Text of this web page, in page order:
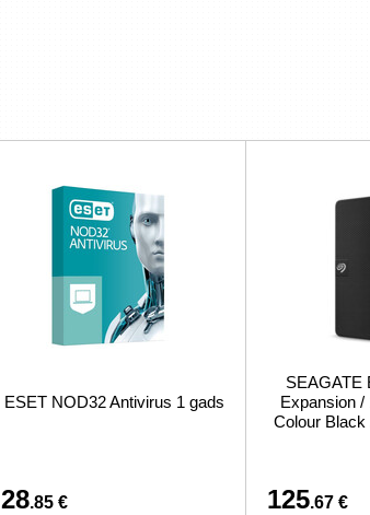
ESET NOD32 Antivirus 1 gads
28.85 €
SEAGATE
Expansion /
Colour Black
125.67 €